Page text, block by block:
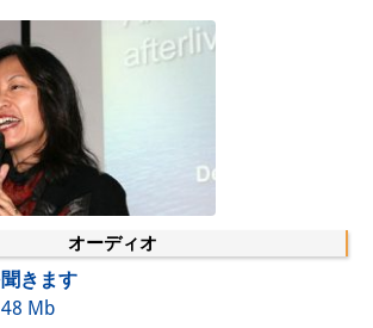
グラフシリーズ
キングペーパー
ースレター
ネアシリーズ
ャスト
オーディオ
きます
Mb